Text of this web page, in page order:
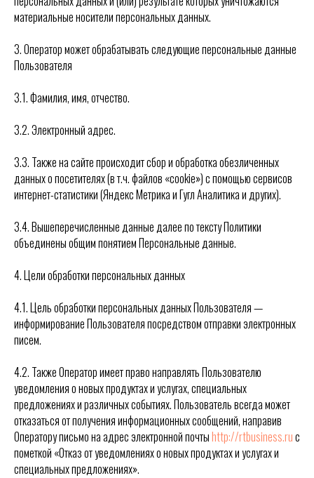
материальные носители персональных данных.
3. Оператор может обрабатывать следующие персональные данные
Пользователя
3.1. Фамилия, имя, отчество.
3.2. Электронный адрес.
3.3. Также на сайте происходит сбор и обработка обезличенных
данных о посетителях (в т.ч. файлов «cookie») с помощью сервисов
интернет-статистики (Яндекс Метрика и Гугл Аналитика и других).
3.4. Вышеперечисленные данные далее по тексту Политики
объединены общим понятием Персональные данные.
4. Цели обработки персональных данных
4.1. Цель обработки персональных данных Пользователя —
информирование Пользователя посредством отправки электронных
писем.
4.2. Также Оператор имеет право направлять Пользователю
уведомления о новых продуктах и услугах, специальных
предложениях и различных событиях. Пользователь всегда может
отказаться от получения информационных сообщений, направив
Оператору письмо на адрес электронной почтыhttp://rtbusiness.ruс
пометкой «Отказ от уведомлениях о новых продуктах и услугах и
специальных предложениях».